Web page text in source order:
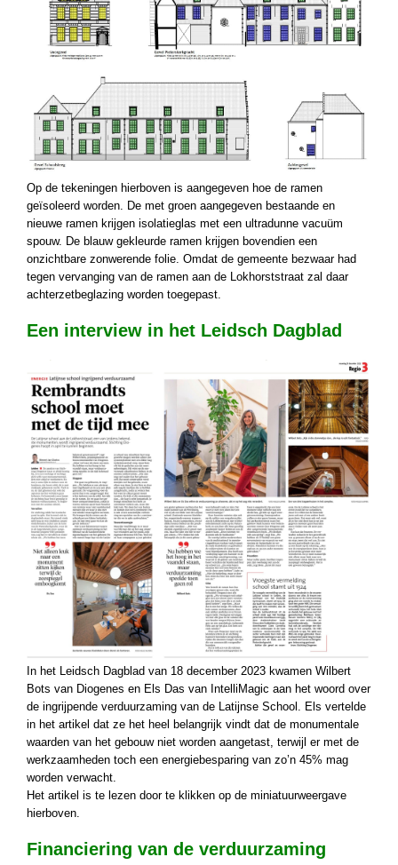
Op de tekeningen hierboven is aangegeven hoe de ramen
geïsoleerd worden. De met groen aangegeven bestaande en
nieuwe ramen krijgen isolatieglas met een ultradunne vacuüm
spouw. De blauw gekleurde ramen krijgen bovendien een
onzichtbare zonwerende folie. Omdat de gemeente bezwaar had
tegen vervanging van de ramen aan de Lokhorststraat zal daar
achterzetbeglazing worden toegepast.
Een interview in het Leidsch Dagblad
In het Leidsch Dagblad van 18 december 2023 kwamen Wilbert
Bots van Diogenes en Els Das van IntelliMagic aan het woord over
de ingrijpende verduurzaming van de Latijnse School. Els vertelde
in het artikel dat ze het heel belangrijk vindt dat de monumentale
waarden van het gebouw niet worden aangetast, terwijl er met de
werkzaamheden toch een energiebesparing van zo’n 45% mag
worden verwacht.
Het artikel is te lezen door te klikken op de miniatuurweergave
hierboven.
Financiering van de verduurzaming